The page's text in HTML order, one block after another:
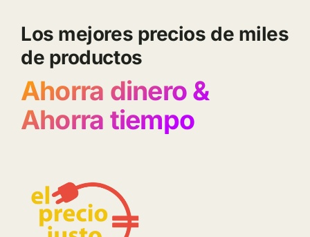
Los mejores precios de miles
de productos
Ahorra dinero &
Ahorra tiempo